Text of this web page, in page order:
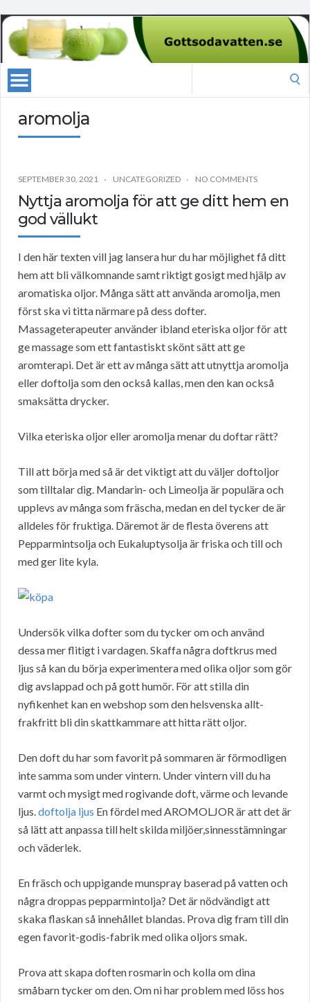
aromolja
SEPTEMBER 30, 2021 UNCATEGORIZED NO COMMENTS
Nyttja aromolja för att ge ditt hem en
god vällukt
I den här texten vill jag lansera hur du har möjlighet få ditt
hem att bli välkomnande samt riktigt gosigt med hjälp av
aromatiska oljor. Många sätt att använda aromolja, men
först ska vi titta närmare på dess dofter.
Massageterapeuter använder ibland eteriska oljor för att
ge massage som ett fantastiskt skönt sätt att ge
aromterapi. Det är ett av många sätt att utnyttja aromolja
eller doftolja som den också kallas, men den kan också
smaksätta drycker.
Vilka eteriska oljor eller aromolja menar du doftar rätt?
Till att börja med så är det viktigt att du väljer doftoljor
som tilltalar dig. Mandarin- och Limeolja är populära och
upplevs av många som fräscha, medan en del tycker de är
alldeles för fruktiga. Däremot är de flesta överens att
Pepparmintsolja och Eukaluptysolja är friska och till och
med ger lite kyla.
Undersök vilka dofter som du tycker om och använd
dessa mer flitigt i vardagen. Skaffa några doftkrus med
ljus så kan du börja experimentera med olika oljor som gör
dig avslappad och på gott humör. För att stilla din
nyfikenhet kan en webshop som den helsvenska allt-
frakfritt bli din skattkammare att hitta rätt oljor.
Den doft du har som favorit på sommaren är förmodligen
inte samma som under vintern. Under vintern vill du ha
varmt och mysigt med rogivande doft, värme och levande
ljus.doftolja ljus En fördel med AROMOLJOR är att det är
så lätt att anpassa till helt skilda miljöer,sinnesstämningar
och väderlek.
En fräsch och uppigande munspray baserad på vatten och
några droppas pepparmintolja? Det är nödvändigt att
skaka flaskan så innehållet blandas. Prova dig fram till din
egen favorit-godis-fabrik med olika oljors smak.
Prova att skapa doften rosmarin och kolla om dina
småbarn tycker om den. Om ni har problem med löss hos